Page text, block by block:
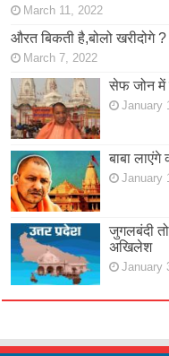
March 11, 2022
औरत बिकती है,बोलो खरीदोगे ?
March 7, 2022
सेफ जोन में
January
बाबा लाएंगे
January
जुगलबंदी
अखिलेश
January